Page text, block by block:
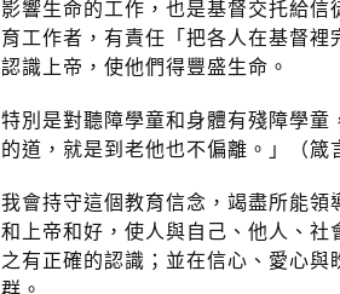
影響生命的工作，也是基督交托給
育工作者，有責任「把各人在基督裡
認識上帝，使他們得豐盛生命。
特別是對聽障學童和身體有殘障學
的道，就是到老他也不偏離。」（箴
我會持守這個教育信念，竭盡所能領
和上帝和好，使人與自己、他人、
之有正確的認識；並在信心、愛心
群。